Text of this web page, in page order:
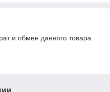
и обмен данного товара